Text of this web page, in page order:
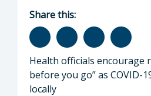
Share this:
Health officials encourage
before you go” as COVID-
locally